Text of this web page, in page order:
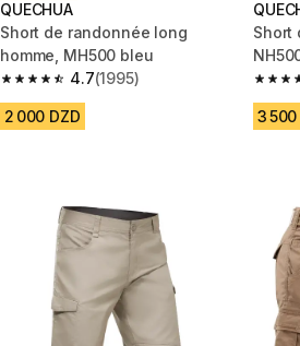
QUECHUA
Short de randonnée long
homme, MH500 bleu
4.7
4.7 out of 5 stars from 1995 reviews
(1995)
2 000 DZD
Short
4.7
3 500